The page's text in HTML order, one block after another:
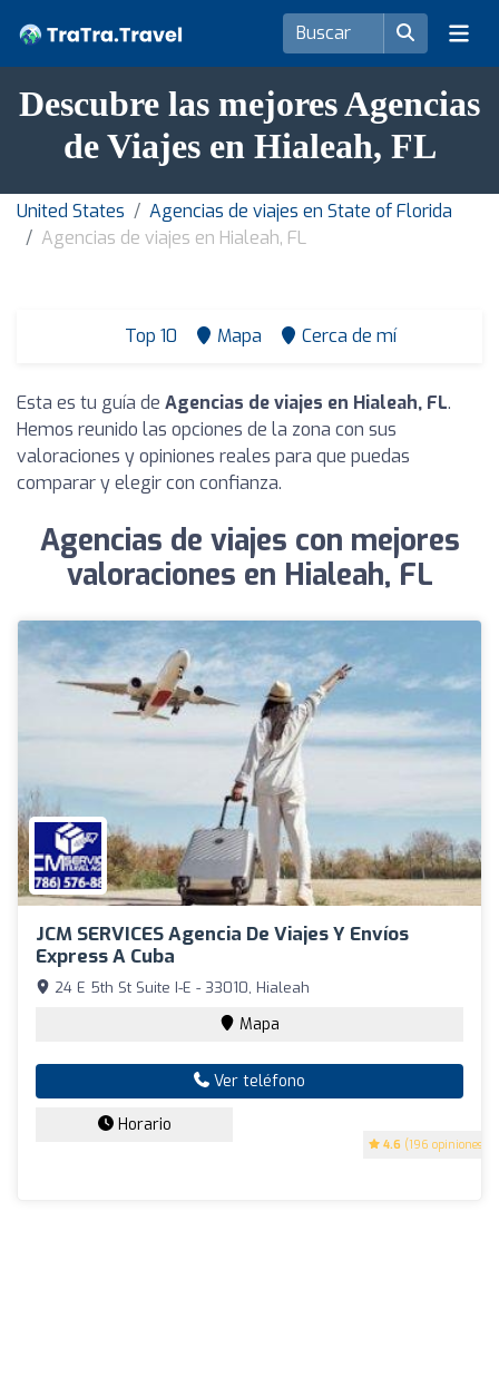
Descubre las mejores Agencias
de Viajes en Hialeah, FL
United States
Agencias de viajes en State of Florida
Agencias de viajes en Hialeah, FL
Top 10 Mapa Cerca de mí
Esta es tu guía de Agencias de viajes en Hialeah, FL.
Hemos reunido las opciones de la zona con sus
valoraciones y opiniones reales para que puedas
comparar y elegir con confianza.
Agencias de viajes con mejores
valoraciones en Hialeah, FL
JCM SERVICES Agencia De Viajes Y Envíos
Express A Cuba
4.6 (196 opiniones)
24 E 5th St Suite I-E - 33010, Hialeah
Mapa
Ver teléfono
Horario